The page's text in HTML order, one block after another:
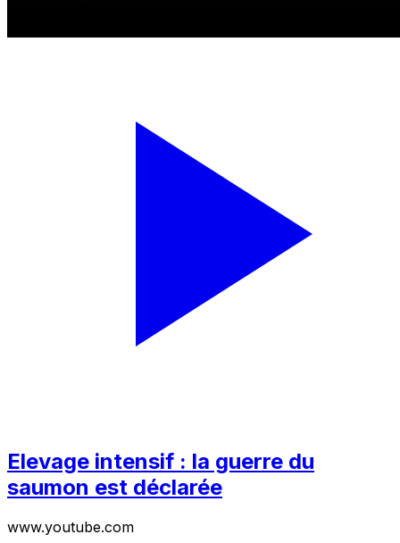
Elevage intensif : la guerre du
saumon est déclarée
www.youtube.com